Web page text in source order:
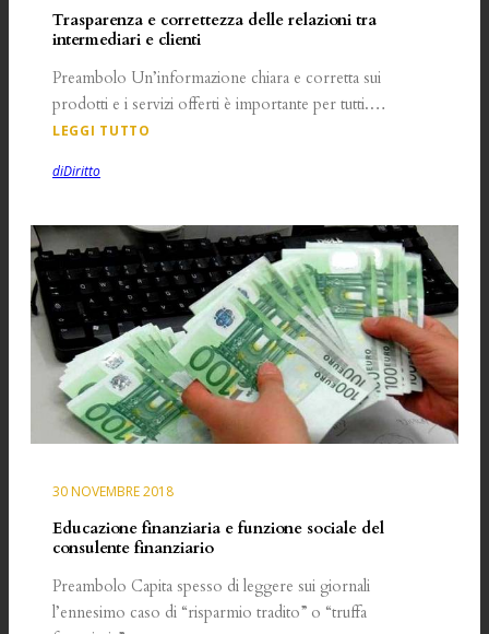
Trasparenza e correttezza delle relazioni tra
intermediari e clienti
Preambolo Un’informazione chiara e corretta sui
prodotti e i servizi offerti è importante per tutti.…
LEGGI TUTTO
diDiritto
30 NOVEMBRE 2018
Educazione finanziaria e funzione sociale del
consulente finanziario
Preambolo Capita spesso di leggere sui giornali
l’ennesimo caso di “risparmio tradito” o “truffa